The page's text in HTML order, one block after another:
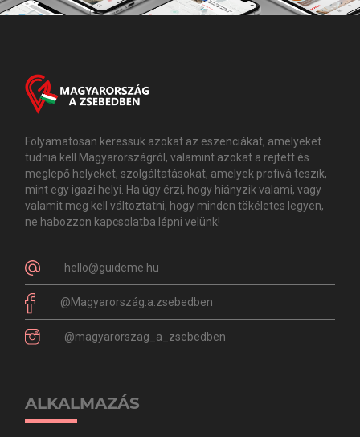
Folyamatosan keressük azokat az eszenciákat, amelyeket
tudnia kell Magyarországról, valamint azokat a rejtett és
meglepő helyeket, szolgáltatásokat, amelyek profivá teszik,
mint egy igazi helyi. Ha úgy érzi, hogy hiányzik valami, vagy
valamit meg kell változtatni, hogy minden tökéletes legyen,
ne habozzon kapcsolatba lépni velünk!
hello@guideme.hu
@Magyarország.a.zsebedben
@magyarorszag_a_zsebedben
ALKALMAZÁS